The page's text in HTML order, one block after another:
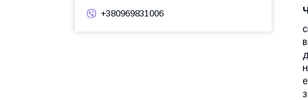
+380969831006